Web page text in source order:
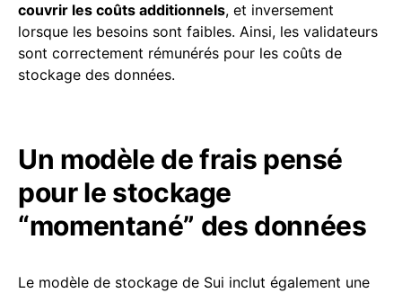
couvrir les coûts additionnels, et inversement
lorsque les besoins sont faibles. Ainsi, les validateurs
sont correctement rémunérés pour les coûts de
stockage des données.
Un modèle de frais pensé
pour le stockage
“momentané” des données
Le modèle de stockage de Sui inclut également une